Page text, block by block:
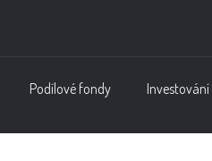
Podílové fondy